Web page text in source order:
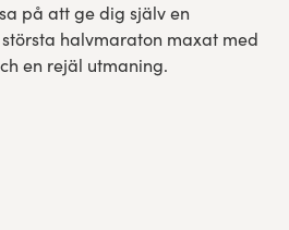
på att ge dig själv en
halvmaraton maxat med
en rejäl utmaning.